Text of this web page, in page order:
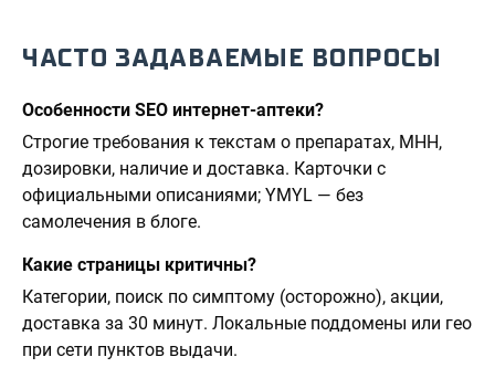
ЧАСТО ЗАДАВАЕМЫЕ ВОПРОСЫ
Особенности SEO интернет-аптеки?
Строгие требования к текстам о препаратах, МНН,
дозировки, наличие и доставка. Карточки с
официальными описаниями; YMYL — без
самолечения в блоге.
Какие страницы критичны?
Категории, поиск по симптому (осторожно), акции,
доставка за 30 минут. Локальные поддомены или гео
при сети пунктов выдачи.